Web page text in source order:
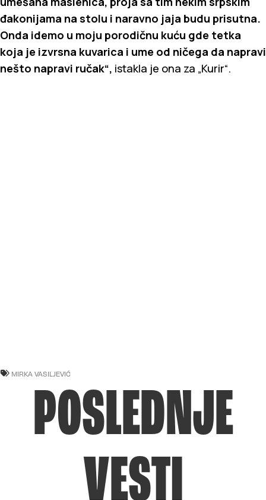
đakonijama na stolu i naravno jaja budu prisutna.
Onda idemo u moju porodičnu kuću gde tetka
koja je izvrsna kuvarica i ume od ničega da napravi
nešto napravi ručak“, istakla je ona za „Kurir“.
MIRKA VASILJEVIĆ
POSLEDNJE
VESTI